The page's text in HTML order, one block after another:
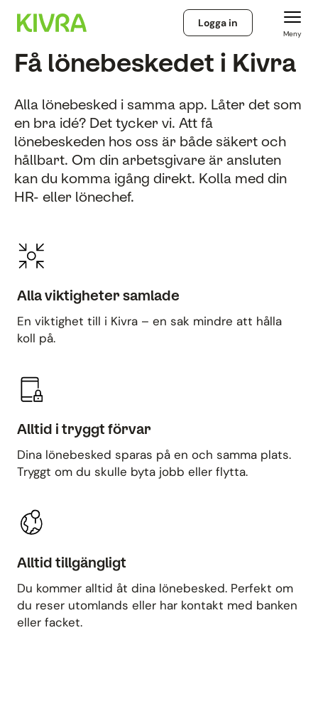
Logga in
Meny
Få lönebeskedet i Kivra
Alla lönebesked i samma app. Låter det som
en bra idé? Det tycker vi. Att få
lönebeskeden hos oss är både säkert och
hållbart. Om din arbetsgivare är ansluten
kan du komma igång direkt. Kolla med din
HR- eller lönechef.
Alla viktigheter samlade
En viktighet till i Kivra – en sak mindre att hålla
koll på.
Alltid i tryggt förvar
Dina lönebesked sparas på en och samma plats.
Tryggt om du skulle byta jobb eller flytta.
Alltid tillgängligt
Du kommer alltid åt dina lönebesked. Perfekt om
du reser utomlands eller har kontakt med banken
eller facket.